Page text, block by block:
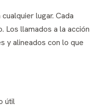
lugar. Cada
Los llamados a la acción
y alineados con lo que
útil